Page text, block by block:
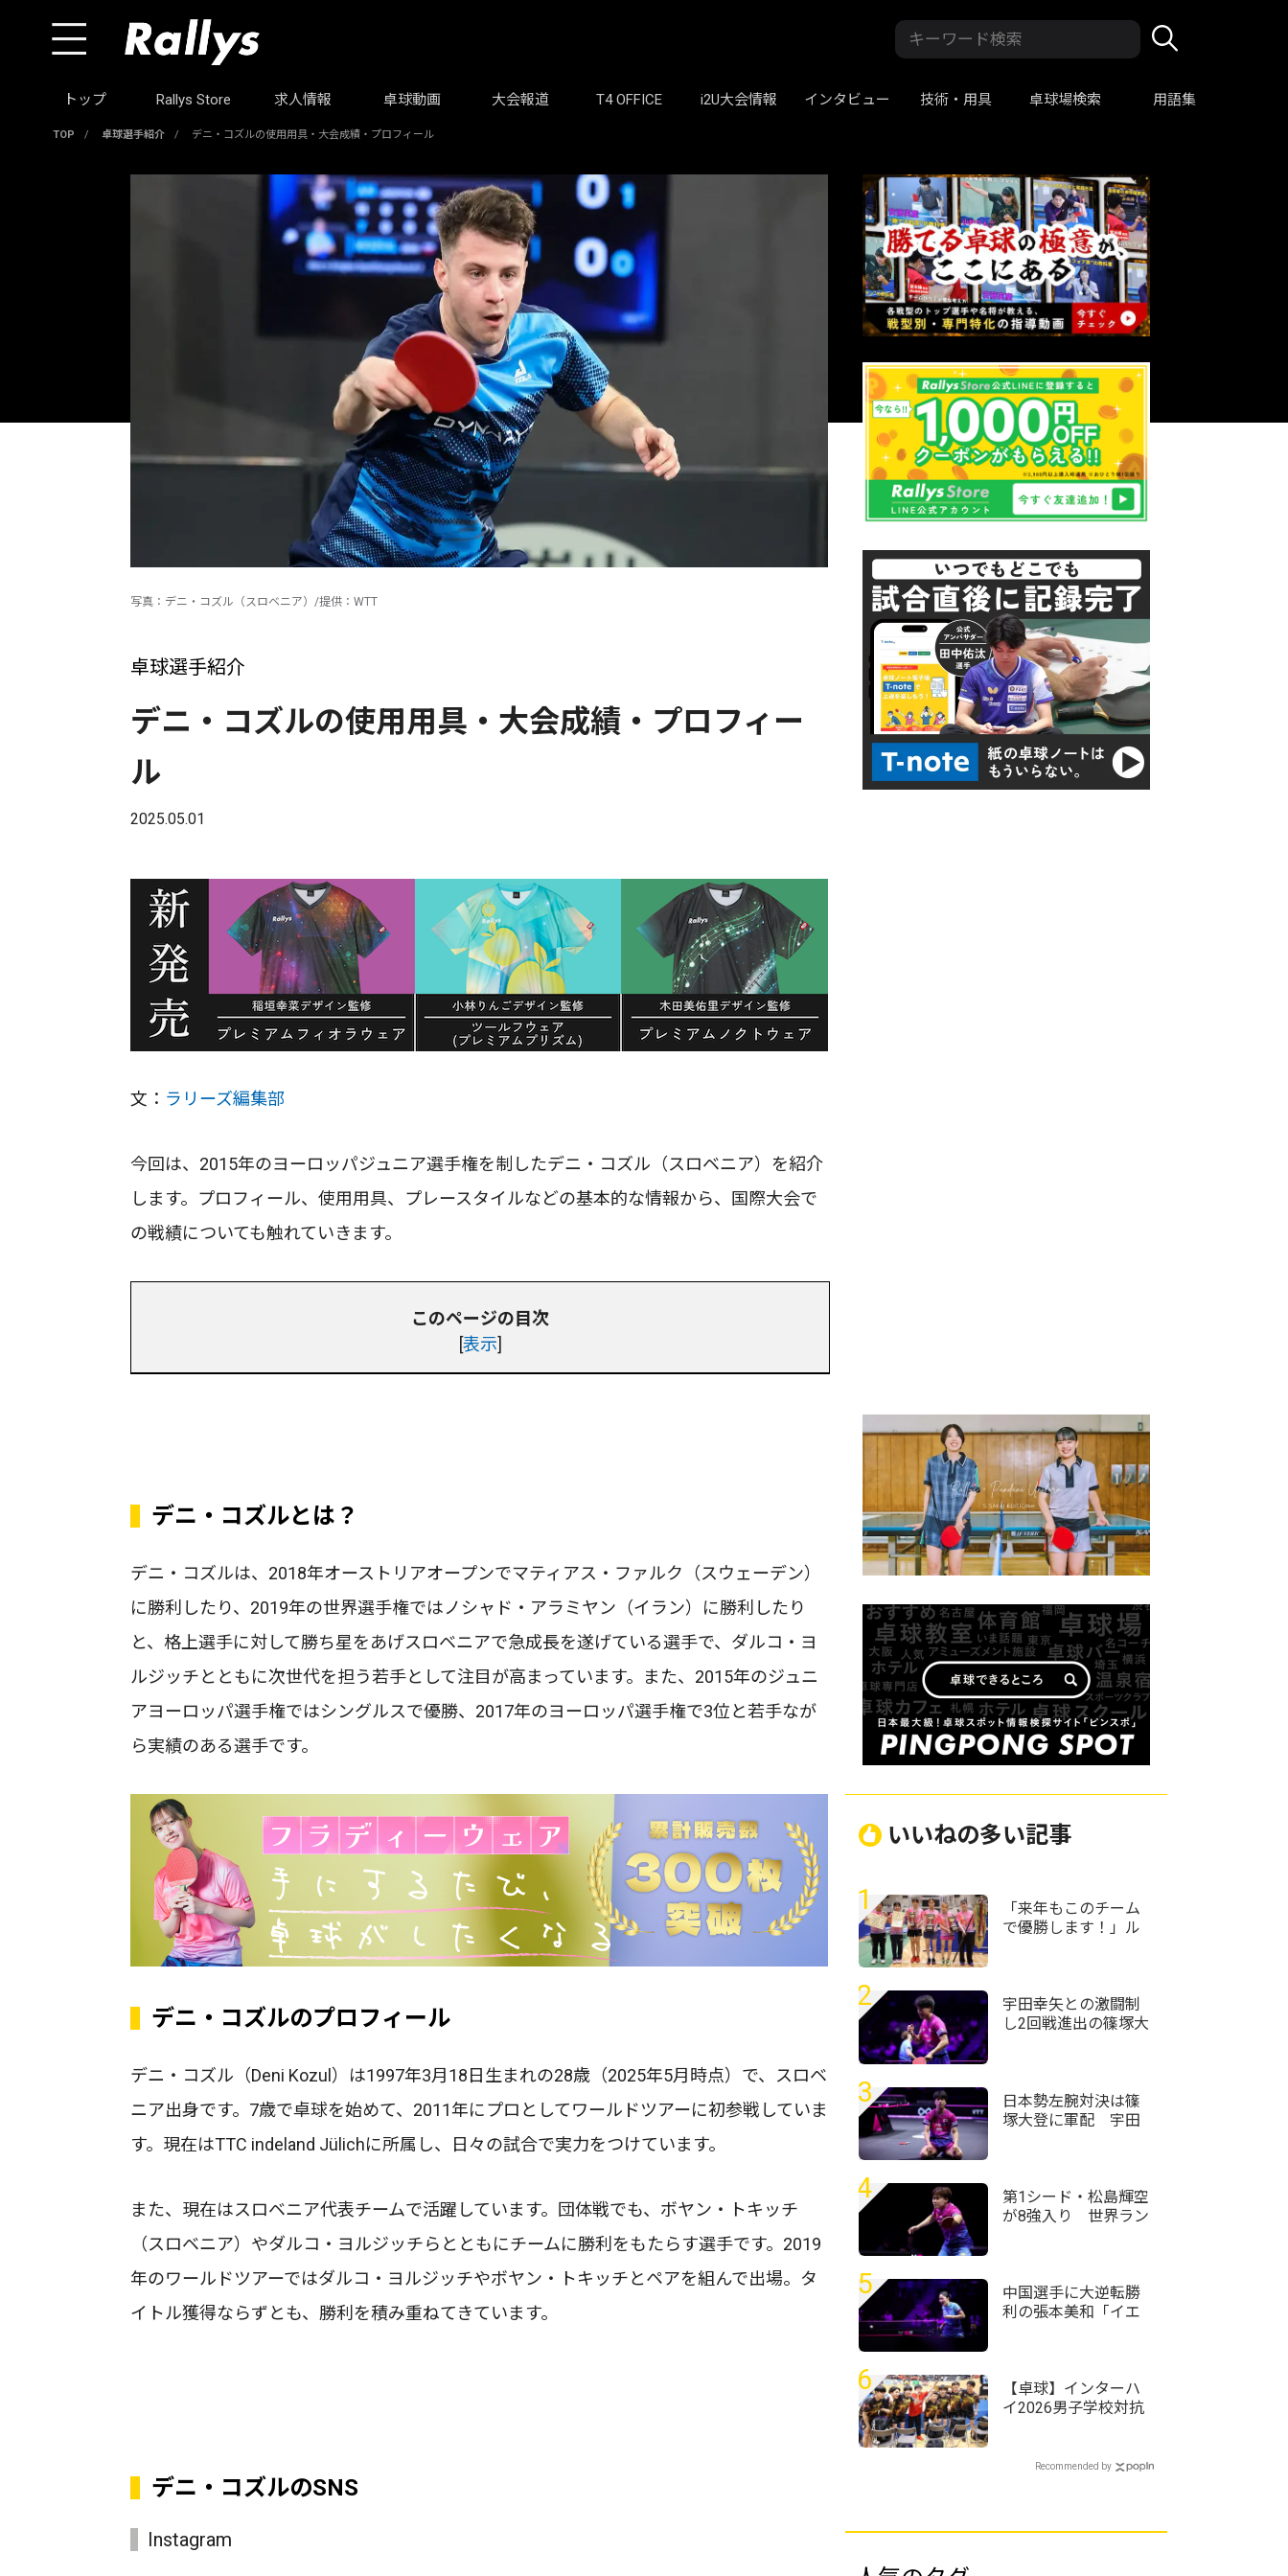
トップ Rallys Store 求人情報 卓球動画 大会報道 T4 OFFICE i2U大会情報 インタビュー 技術・用具 卓球場検索 用語集
TOP / 卓球選手紹介 / デニ・コズルの使用用具・大会成績・プロフィール
写真：デニ・コズル（スロベニア）/提供：WTT
卓球選手紹介
デニ・コズルの使用用具・大会成績・プロフィー
ル
2025.05.01
文： ラリーズ編集部
今回は、2015年のヨーロッパジュニア選手権を制したデニ・コズル（スロベニア）を紹介
します。プロフィール、使用用具、プレースタイルなどの基本的な情報から、国際大会で
の戦績についても触れていきます。
このページの目次
[表示]
デニ・コズルとは？
デニ・コズルは、2018年オーストリアオープンでマティアス・ファルク（スウェーデン）
に勝利したり、2019年の世界選手権ではノシャド・アラミヤン（イラン）に勝利したり
と、格上選手に対して勝ち星をあげスロベニアで急成長を遂げている選手で、ダルコ・ヨ
ルジッチとともに次世代を担う若手として注目が高まっています。また、2015年のジュニ
アヨーロッパ選手権ではシングルスで優勝、2017年のヨーロッパ選手権で3位と若手なが
ら実績のある選手です。
デニ・コズルのプロフィール
デニ・コズル（Deni Kozul）は1997年3月18日生まれの28歳（2025年5月時点）で、スロベ
ニア出身です。7歳で卓球を始めて、2011年にプロとしてワールドツアーに初参戦していま
す。現在はTTC indeland Jülichに所属し、日々の試合で実力をつけています。
また、現在はスロベニア代表チームで活躍しています。団体戦でも、ボヤン・トキッチ
（スロベニア）やダルコ・ヨルジッチらとともにチームに勝利をもたらす選手です。2019
年のワールドツアーではダルコ・ヨルジッチやボヤン・トキッチとペアを組んで出場。タ
イトル獲得ならずとも、勝利を積み重ねてきています。
デニ・コズルのSNS
Instagram
いいねの多い記事
1
「来年もこのチーム
で優勝します！」ル
通信制卓球大会＞
2
宇田幸矢との激闘制
し2回戦進出の篠塚大
球・WTTチャンピオ
ンズ横浜2026＞
3
日本勢左腕対決は篠
塚大登に軍配 宇田
ンズ横浜2026＞
4
第1シード・松島輝空
が8強入り 世界ラン
＞
5
中国選手に大逆転勝
利の張本美和「イエ
オンズ横浜2026＞
6
【卓球】インターハ
イ2026男子学校対抗
王者として迎える夏
Recommended by